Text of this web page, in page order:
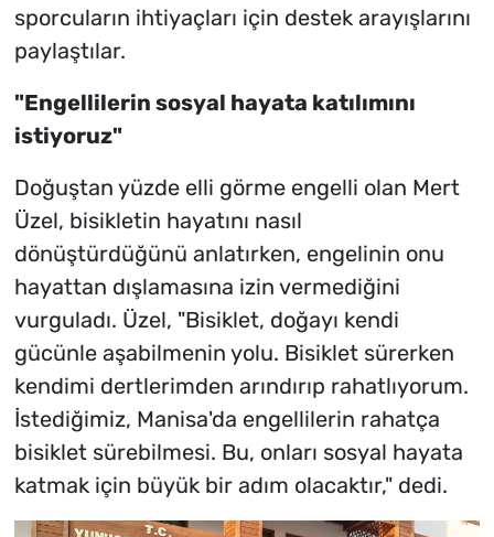
sporcuların ihtiyaçları için destek arayışlarını
paylaştılar.
"Engellilerin sosyal hayata katılımını
istiyoruz"
Doğuştan yüzde elli görme engelli olan Mert
Üzel, bisikletin hayatını nasıl
dönüştürdüğünü anlatırken, engelinin onu
hayattan dışlamasına izin vermediğini
vurguladı. Üzel, "Bisiklet, doğayı kendi
gücünle aşabilmenin yolu. Bisiklet sürerken
kendimi dertlerimden arındırıp rahatlıyorum.
İstediğimiz, Manisa'da engellilerin rahatça
bisiklet sürebilmesi. Bu, onları sosyal hayata
katmak için büyük bir adım olacaktır," dedi.